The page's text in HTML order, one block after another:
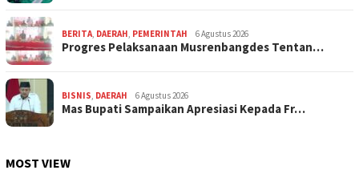
BERITA DAERAH PEMERINTAH 6 Agustus 2026
Progres Pelaksanaan Musrenbangdes Tentan…
BISNIS DAERAH 6 Agustus 2026
Mas Bupati Sampaikan Apresiasi Kepada Fr…
MOST VIEW